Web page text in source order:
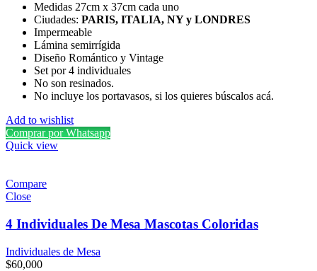
Medidas 27cm x 37cm cada uno
Ciudades: PARIS, ITALIA, NY y LONDRES
Impermeable
Lámina semirrígida
Diseño Romántico y Vintage
Set por 4 individuales
No son resinados.
No incluye los portavasos, si los quieres búscalos acá.
Add to wishlist
Comprar por Whatsapp
Quick view
Compare
Close
4 Individuales De Mesa Mascotas Coloridas
Individuales de Mesa
$60,000